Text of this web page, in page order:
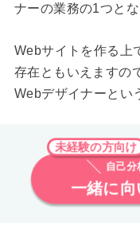
ナーの業務の1つとな
Webサイトを作る上
存在ともいえますの
Webデザイナーとい
未経験の方向け
自己分
一緒に